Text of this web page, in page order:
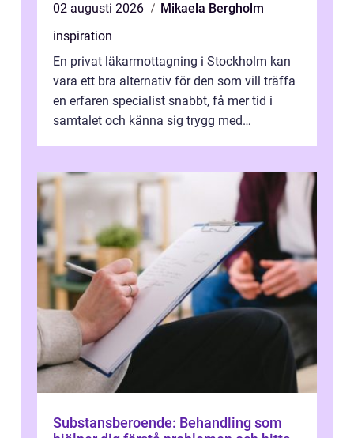
02 augusti 2026
Mikaela Bergholm
inspiration
En privat läkarmottagning i Stockholm kan
vara ett bra alternativ för den som vill träffa
en erfaren specialist snabbt, få mer tid i
samtalet och känna sig trygg med
Substansberoende: Behandling som